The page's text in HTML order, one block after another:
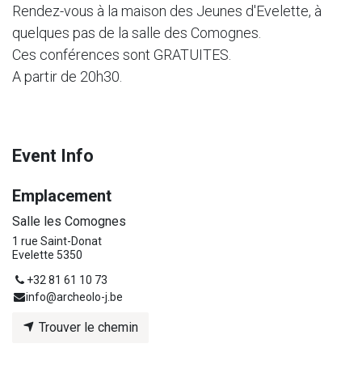
Rendez-vous à la maison des Jeunes d'Evelette, à
quelques pas de la salle des Comognes.
Ces conférences sont GRATUITES.
A partir de 20h30.
Event Info
Emplacement
Salle les Comognes
1 rue Saint-Donat
Evelette 5350
+32 81 61 10 73
info@archeolo-j.be
Trouver le chemin